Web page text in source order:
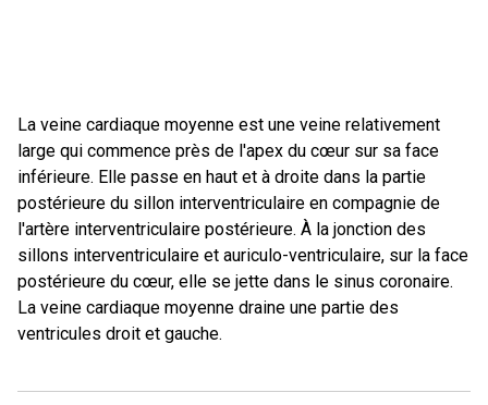
La veine cardiaque moyenne est une veine relativement
large qui commence près de l'apex du cœur sur sa face
inférieure. Elle passe en haut et à droite dans la partie
postérieure du sillon interventriculaire en compagnie de
l'artère interventriculaire postérieure. À la jonction des
sillons interventriculaire et auriculo-ventriculaire, sur la face
postérieure du cœur, elle se jette dans le sinus coronaire.
La veine cardiaque moyenne draine une partie des
ventricules droit et gauche.